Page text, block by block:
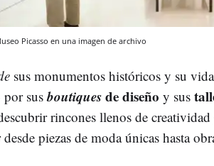
Picasso en una imagen de archivo
sus monumentos históricos y su
susboutiquesde diseño y sus
rincones llenos de
piezas de moda únicas hasta